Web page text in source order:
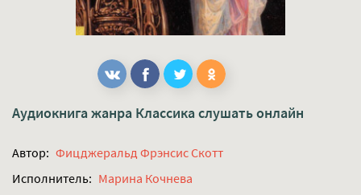
Аудиокнига жанра Классика слушать онлайн
Автор: Фицджеральд Фрэнсис Скотт
Исполнитель: Марина Кочнева